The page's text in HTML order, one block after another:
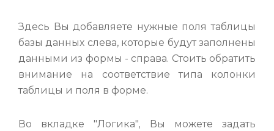
Здесь Вы добавляете нужные поля таблицы
базы данных слева, которые будут заполнены
данными из формы - справа. Стоить обратить
внимание на соответствие типа колонки
таблицы и поля в форме.
Во вкладке "Логика", Вы можете задать